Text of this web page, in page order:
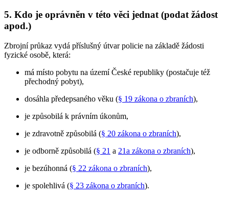
5. Kdo je oprávněn v této věci jednat (podat žádost
apod.)
Zbrojní průkaz vydá příslušný útvar policie na základě žádosti
fyzické osobě, která:
má místo pobytu na území České republiky (postačuje též
přechodný pobyt),
dosáhla předepsaného věku (§ 19 zákona o zbraních),
je způsobilá k právním úkonům,
je zdravotně způsobilá (§ 20 zákona o zbraních),
je odborně způsobilá (§ 21 a 21a zákona o zbraních),
je bezúhonná (§ 22 zákona o zbraních),
je spolehlivá (§ 23 zákona o zbraních).